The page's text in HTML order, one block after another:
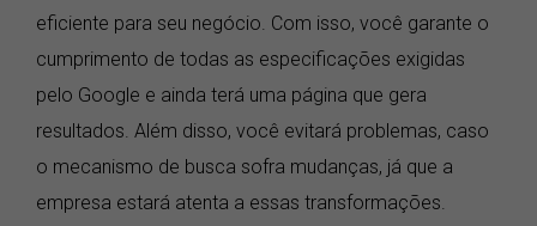
eficiente para seu negócio. Com isso, você garante o
cumprimento de todas as especificações exigidas
pelo Google e ainda terá uma página que gera
resultados. Além disso, você evitará problemas, caso
o mecanismo de busca sofra mudanças, já que a
empresa estará atenta a essas transformações.